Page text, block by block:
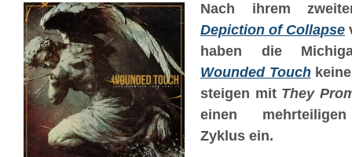
Nach ihrem
Depiction of Collapse
haben die
Wounded Touchkeine
steigen mit They
einen mehrteiligen
Zyklus ein.